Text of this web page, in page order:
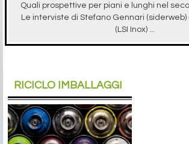
Quali prospettive per piani e lunghi nel
Le interviste di Stefano Gennari (siderweb)
(LSI Inox) ...
RICICLO IMBALLAGGI